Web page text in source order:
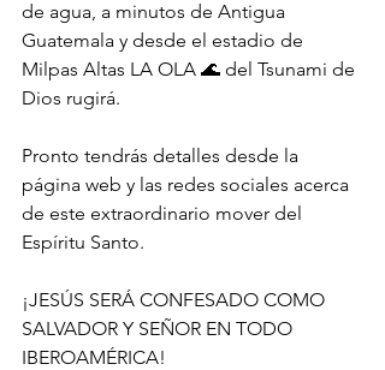
de agua, a minutos de Antigua
Guatemala y desde el estadio de
Milpas Altas LA OLA 🌊 del Tsunami de
Dios rugirá.
Pronto tendrás detalles desde la
página web y las redes sociales acerca
de este extraordinario mover del
Espíritu Santo.
¡JESÚS SERÁ CONFESADO COMO
SALVADOR Y SEÑOR EN TODO
IBEROAMÉRICA!